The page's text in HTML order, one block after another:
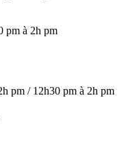
pm à 2h pm
pm / 12h30 pm à 2h pm